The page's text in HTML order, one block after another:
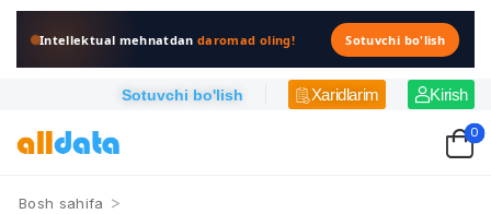
Intellektual mehnatdandaromad oling! Sotuvchi bo'lish
Sotuvchi bo'lish Xaridlarim Kirish
0
Bosh sahifa >